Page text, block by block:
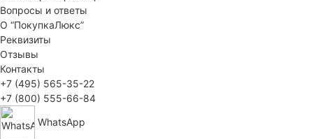
Вопросы и ответы
О “ПокупкаЛюкс”
Реквизиты
Отзывы
Контакты
+7 (495) 565-35-22
+7 (800) 555-66-84
WhatsApp